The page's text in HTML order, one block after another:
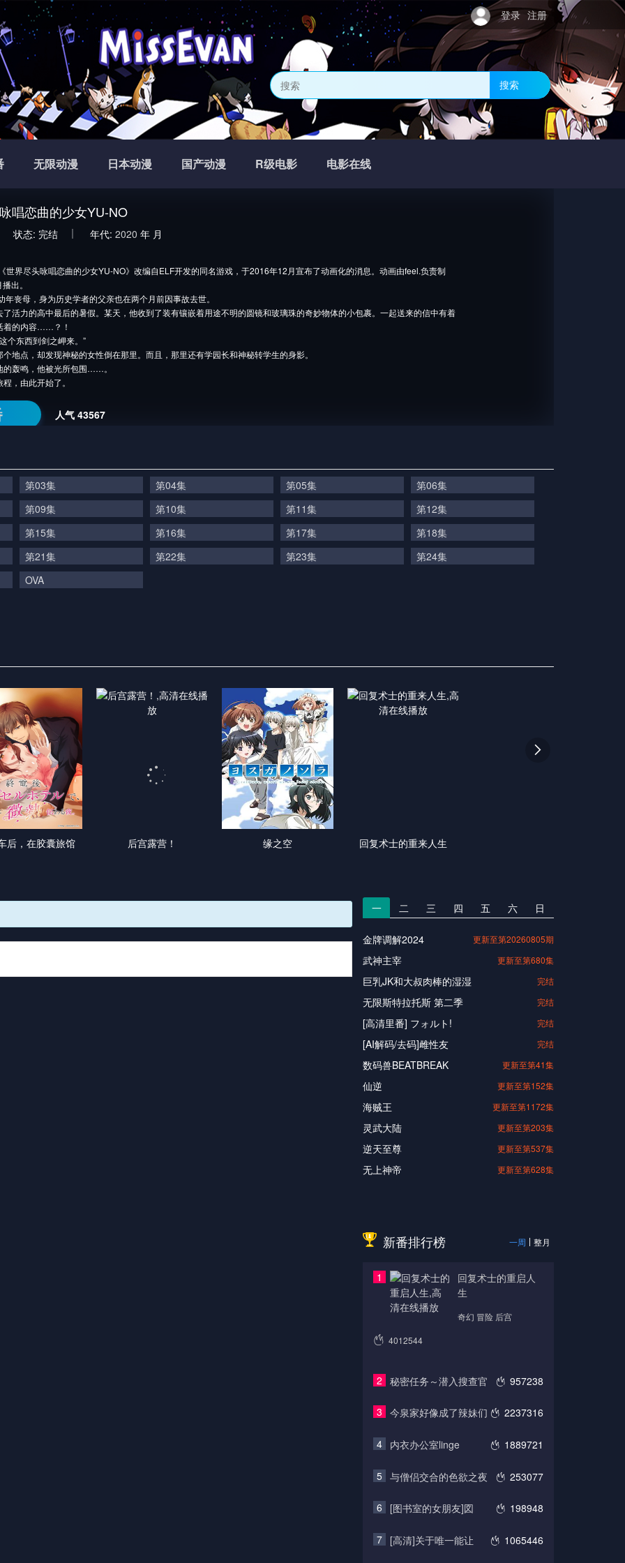
登录 注册
搜索
无限动漫 日本动漫 国产动漫 R级电影 电影在线
唱恋曲的少女YU-NO
状态: 完结 年代: 2020 年 月
世界尽头咏唱恋曲的少女YU-NO》改编自ELF开发的同名游戏，于2016年12月宣布了动画化的消息。动画由feel.负责制
出。
年丧母，身为历史学者的父亲也在两个月前因事故去世。
了活力的高中最后的暑假。某天，他收到了装有镶嵌着用途不明的圆镜和玻璃珠的奇妙物体的小包裹。一起送来的信中有着
着的内容……？！
个东西到剑之岬来。”
地点，却发现神秘的女性倒在那里。而且，那里还有学园长和神秘转学生的身影。
的轰鸣，他被光所包围……。
，由此开始了。
人气 43567
第03集 第04集 第05集
第06集
第09集
第10集 第11集
第12集
第15集
第16集 第17集
第18集
第21集
第22集 第23集
第24集
OVA
后，在胶囊旅馆 后宫露营！ 缘之空 回复术士的重来人生

一 二 三 四 五 六 日
金牌调解2024 更新至第20260805期
武神主宰 更新至第680集
巨乳JK和大叔肉棒的湿湿 完结
无限斯特拉托斯 第二季 完结
[高清里番] フォルト! 完结
[AI解码/去码]雌性友 完结
数码兽BEATBREAK 更新至第41集
仙逆 更新至第152集
海贼王 更新至第1172集
灵武大陆 更新至第203集
逆天至尊 更新至第537集
无上神帝 更新至第628集
新番排行榜 一周 整月
1
回复术士的重启人
生
奇幻 冒险 后宫
4012544
2 957238
秘密任务～潜入搜查官
3 2237316
今泉家好像成了辣妹们
4 1889721
内衣办公室linge
5 253077
与僧侣交合的色欲之夜
6 198948
[图书室的女朋友]図
7 1065446
[高清]关于唯一能让